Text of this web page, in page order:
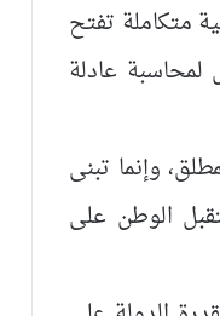
متكاملة تفتح
عادلة
وإنما تبنى
الوطن على